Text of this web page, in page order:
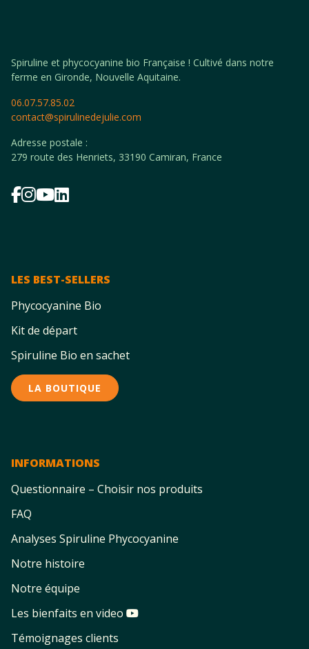
Spiruline et phycocyanine bio Française ! Cultivé dans notre
ferme en Gironde, Nouvelle Aquitaine.
06.07.57.85.02
contact@spirulinedejulie.com
Adresse postale :
279 route des Henriets, 33190 Camiran, France
LES BEST-SELLERS
Phycocyanine Bio
Kit de départ
Spiruline Bio en sachet
LA BOUTIQUE
INFORMATIONS
Questionnaire – Choisir nos produits
FAQ
Analyses Spiruline Phycocyanine
Notre histoire
Notre équipe
Les bienfaits en video
Témoignages clients